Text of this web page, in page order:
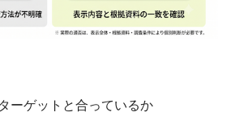
ーゲットと合っているか